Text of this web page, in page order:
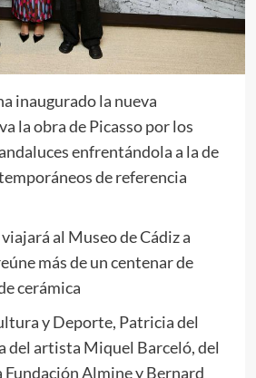
inaugurado la nueva
la obra de Picasso por los
enfrentándola a la de
de referencia
al Museo de Cádiz a
más de un centenar de
cerámica
y Deporte, Patricia del
del artista Miquel Barceló, del
Fundación Almine y Bernard